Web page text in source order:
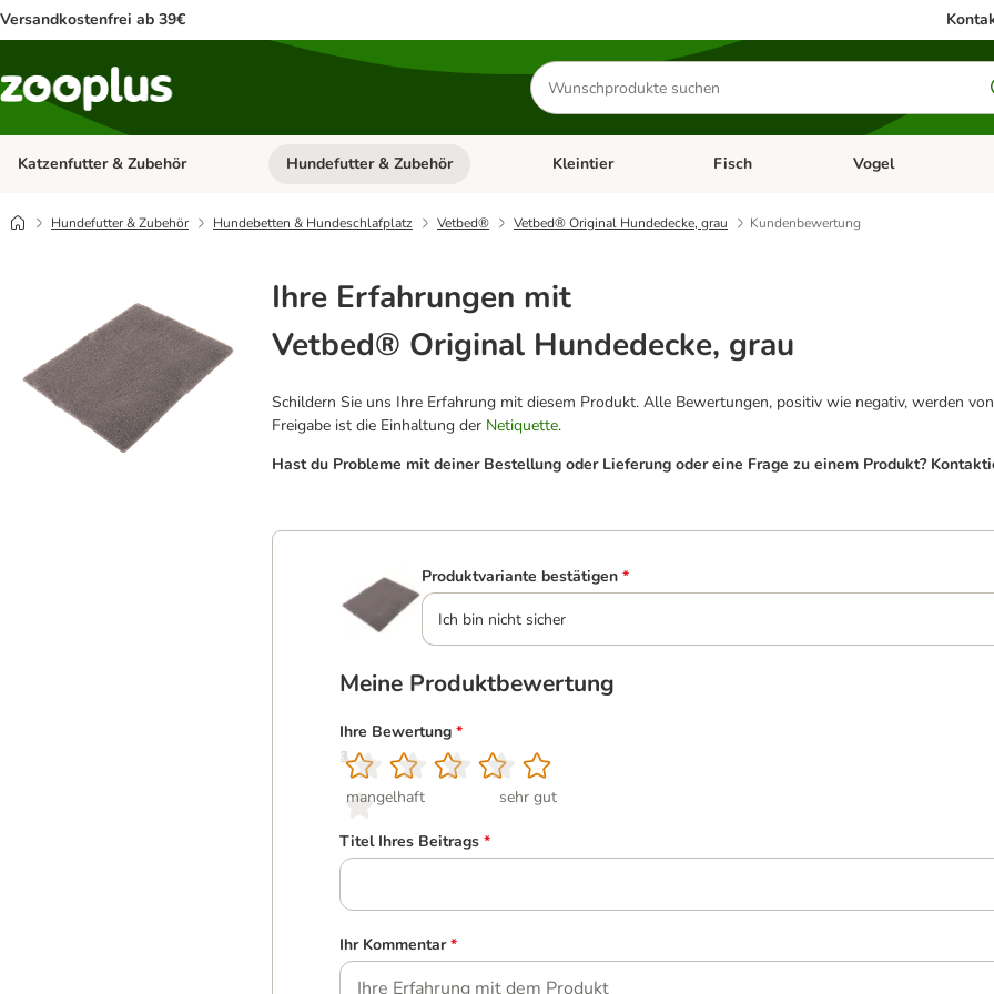
Versandkostenfrei ab 39€
Produkte
suchen
Katzenfutter & Zubehör Kategorie-Menü öffnen: Katzenfutter & Zubehör
Hundefutter & Zubehör Kategorie-Menü öffnen: Hundefutter & Zubehör
Kleintier Kategorie-Menü öffnen: Kleintier
Fisch Kategorie-Menü
Vogel
Hundefutter & Zubehör Hundebetten & Hundeschlafplatz Vetbed® Vetbed® Original Hundedecke, grau Kundenbewertung
Ihre Erfahrungen mit
Vetbed® Original Hundedecke, grau
Schildern Sie uns Ihre Erfahrung mit diesem Produkt. Alle Bewertungen, positiv wie negativ, werden
Freigabe ist die Einhaltung der Netiquette.
Hast du Probleme mit deiner Bestellung oder Lieferung oder eine Frage zu einem Produkt?
Produktvariante bestätigen *
Ich bin nicht sicher
Meine Produktbewertung
Ihre Bewertung *
1
mangelhaft
2
3
4
5
sehr gut
Titel Ihres Beitrags *
Ihr Kommentar *